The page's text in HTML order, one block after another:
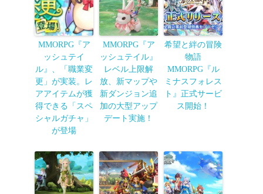
MMORPG『ア
ッシュテイ
ル』、「職業変
更」が実装。レ
アアイテムが獲
得できる「スペ
シャルガチャ」
が登場
MMORPG『ア
ッシュテイル』
レベル上限解
放、新マップや
新ダンジョン追
加の大型アップ
デート実施！
希望と絆の冒険
物語
MMORPG『ル
ミナスフォレス
ト』正式サービ
ス開始！